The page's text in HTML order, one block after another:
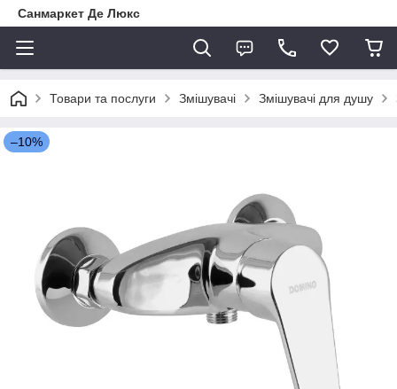
Санмаркет Де Люкс
Товари та послуги Змішувачі Змішувачі для душу
–10%